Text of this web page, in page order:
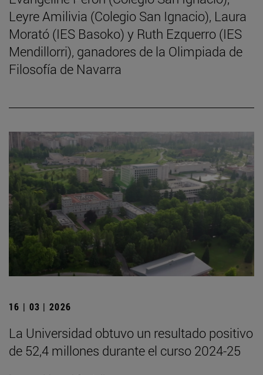
Leyre Amilivia (Colegio San Ignacio), Laura
Morató (IES Basoko) y Ruth Ezquerro (IES
Mendillorri), ganadores de la Olimpiada de
Filosofía de Navarra
16 | 03 | 2026
La Universidad obtuvo un resultado positivo
de 52,4 millones durante el curso 2024-25